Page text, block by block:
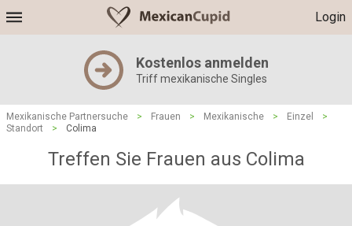
Login
Kostenlos anmelden
Triff mexikanische Singles
Mexikanische Partnersuche > Frauen > Mexikanische > Einzel
>
Standort
> Colima
Treffen Sie Frauen aus Colima